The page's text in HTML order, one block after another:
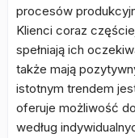
procesów
Klienci coraz
spełniają ich
także mają
istotnym trendem
oferuje możliwość
według